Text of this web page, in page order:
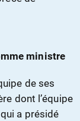
ministre
de ses
dont l’équipe
a présidé